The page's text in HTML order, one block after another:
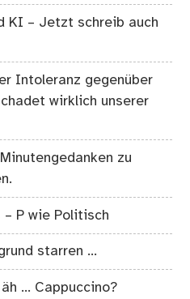
KI – Jetzt schreib auch
Intoleranz gegenüber
wirklich unserer
zu
– P wie Politisch
starren …
… Cappuccino?